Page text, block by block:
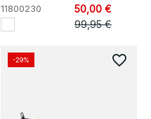
11800230
50,00 €
99,95 €
-29% favorite_border